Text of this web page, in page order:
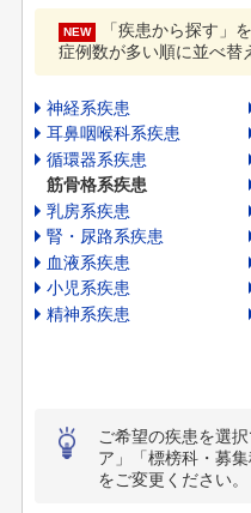
NEW
「疾患から探す」
症例数が多い順に並べ替
神経系疾患
耳鼻咽喉科系疾患
循環器系疾患
筋骨格系疾患
乳房系疾患
腎・尿路系疾患
血液系疾患
小児系疾患
精神系疾患
ご希望の疾患を選
ア」「標榜科・募
をご変更ください。